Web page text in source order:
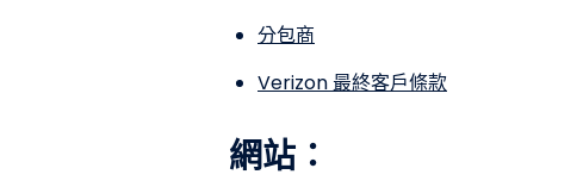
分包商
Verizon 最終客戶條款
網站：